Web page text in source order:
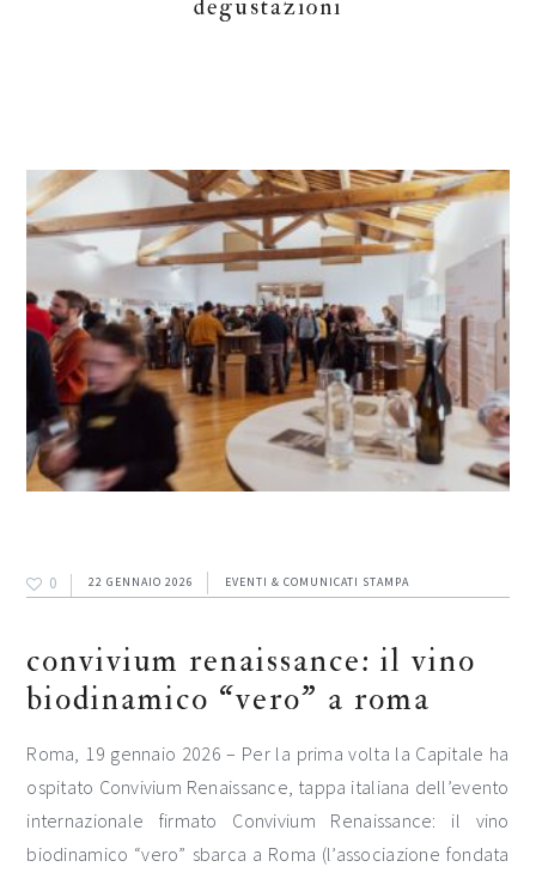
degustazioni
0 22 GENNAIO 2026 EVENTI & COMUNICATI STAMPA
convivium renaissance: il vino
biodinamico “vero” a roma
Roma, 19 gennaio 2026 – Per la prima volta la Capitale ha
ospitato Convivium Renaissance, tappa italiana dell’evento
internazionale firmato Convivium Renaissance: il vino
biodinamico “vero” sbarca a Roma (l’associazione fondata